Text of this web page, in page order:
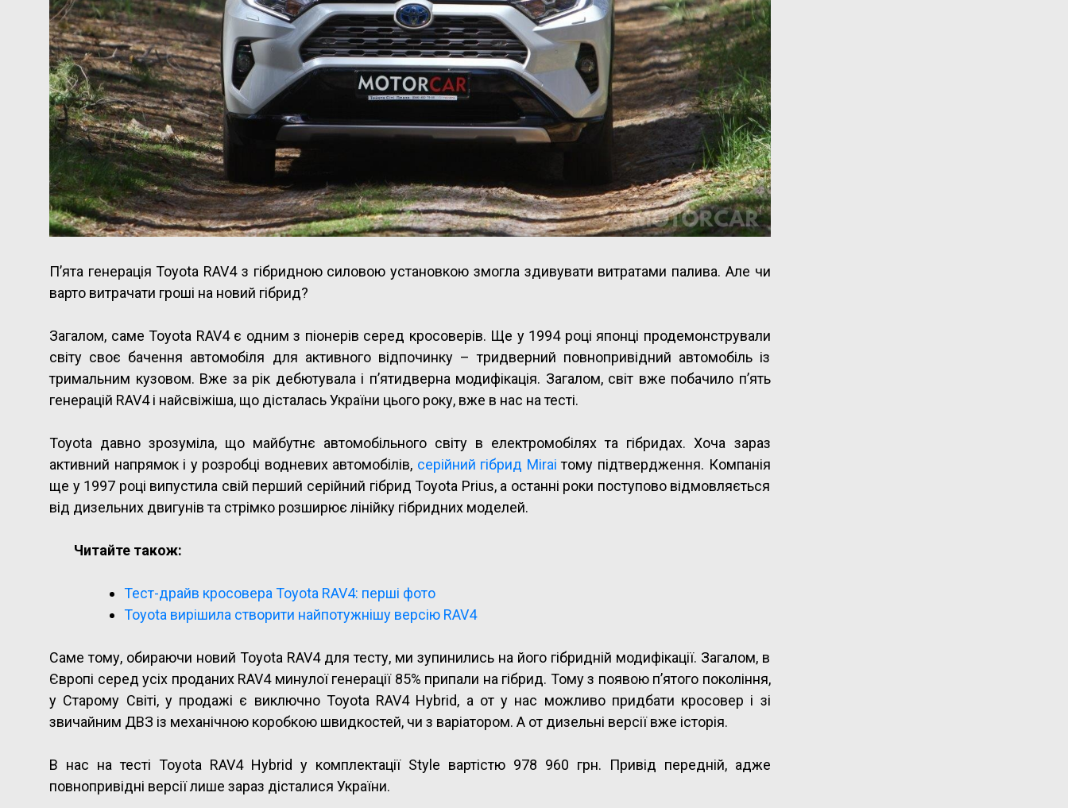
П’ята генерація Toyota RAV4 з гібридною силовою установкою змогла здивувати витратами палива. Але чи
варто витрачати гроші на новий гібрид?
Загалом, саме Toyota RAV4 є одним з піонерів серед кросоверів. Ще у 1994 році японці продемонстрували
світу своє бачення автомобіля для активного відпочинку – тридверний повнопривідний автомобіль із
тримальним кузовом. Вже за рік дебютувала і п’ятидверна модифікація. Загалом, світ вже побачило п’ять
генерацій RAV4 і найсвіжіша, що дісталась України цього року, вже в нас на тесті.
Toyota давно зрозуміла, що майбутнє автомобільного світу в електромобілях та гібридах. Хоча зараз
активний напрямок і у розробці водневих автомобілів, серійний гібрид Mirai тому підтвердження. Компанія
ще у 1997 році випустила свій перший серійний гібрид Toyota Prius, а останні роки поступово відмовляється
від дизельних двигунів та стрімко розширює лінійку гібридних моделей.
Читайте також:
Тест-драйв кросовера Toyota RAV4: перші фото
Toyota вирішила створити найпотужнішу версію RAV4
Саме тому, обираючи новий Toyota RAV4 для тесту, ми зупинились на його гібридній модифікації. Загалом, в
Європі серед усіх проданих RAV4 минулої генерації 85% припали на гібрид. Тому з появою п’ятого покоління,
у Старому Світі, у продажі є виключно Toyota RAV4 Hybrid, а от у нас можливо придбати кросовер і зі
звичайним ДВЗ із механічною коробкою швидкостей, чи з варіатором. А от дизельні версії вже історія.
В нас на тесті Toyota RAV4 Hybrid у комплектації Style вартістю 978 960 грн. Привід передній, адже
повнопривідні версії лише зараз дісталися України.